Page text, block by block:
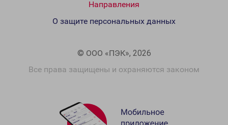
Направления
© ООО «ПЭК», 2026
Все права защищены и охраняются законом
О защите персональных данных